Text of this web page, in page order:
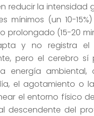
reducir la intensidad
mínimos (un 10-
prolongado (15-20
y no registra el
pero el cerebro sí
energía ambiental,
el agotamiento o
el entorno físico
descendente del